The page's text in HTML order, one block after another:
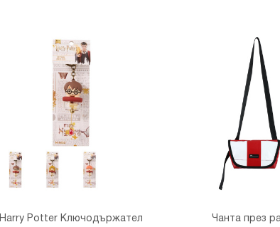
Harry Potter Ключодържател Чанта през